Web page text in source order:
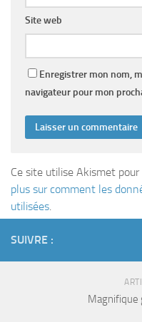
Site web
Enregistrer mon nom,
navigateur pour mon
Ce site utilise Akismet
plus sur comment les
utilisées.
SUIVRE :
Magnifique